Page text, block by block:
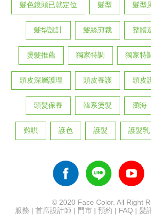
髮色鏡頭已就定位 髮型 髮型
髮型設計 髮絲剪裁 整體
燙髮推薦 獨家特調 獨家特
頭皮深層護理 頭皮養護 頭皮
頭髮保養 韓系燙髮 瀏海
難哄 護色 護髮 護髮乳
© 2020 Face Color. All Right
服務 | 首席設計師 | 門市 | 預約 | FAQ | 髮